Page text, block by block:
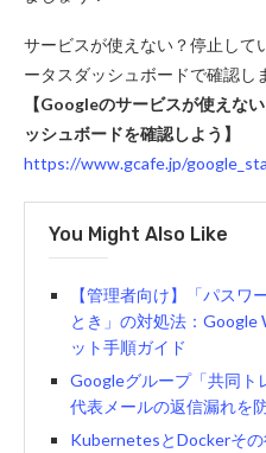
サービスが使えない？停止し
ータスダッシュボードで確認し
【Googleのサービスが使えな
ッシュボードを確認しよう】
https://www.gcafe.jp/
You Might Also Like
【管理者向け】「パスワ
とき」の対処法：Google
ット手順ガイド
Googleグループ「共同ト
代表メールの返信漏れを
KubernetesとDockerそ